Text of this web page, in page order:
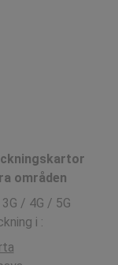
områden
/ 4G / 5G
i :